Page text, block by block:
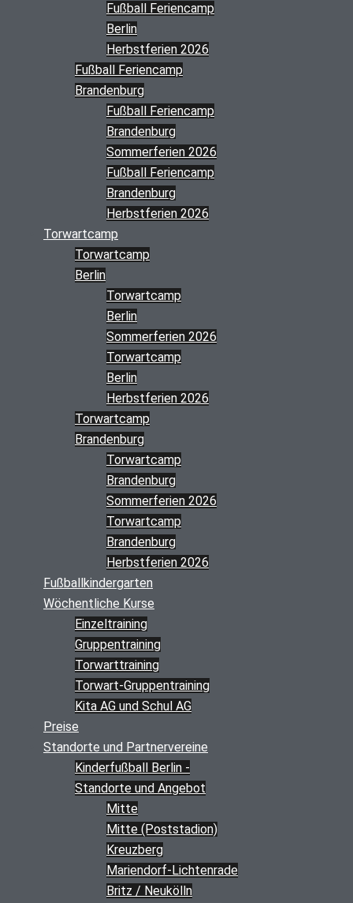
Fußball Feriencamp
Berlin
Herbstferien 2026
Fußball Feriencamp
Brandenburg
Fußball Feriencamp
Brandenburg
Sommerferien 2026
Fußball Feriencamp
Brandenburg
Herbstferien 2026
Torwartcamp
Torwartcamp
Berlin
Torwartcamp
Berlin
Sommerferien 2026
Torwartcamp
Berlin
Herbstferien 2026
Torwartcamp
Brandenburg
Torwartcamp
Brandenburg
Sommerferien 2026
Torwartcamp
Brandenburg
Herbstferien 2026
Fußballkindergarten
Wöchentliche Kurse
Einzeltraining
Gruppentraining
Torwarttraining
Torwart-Gruppentraining
Kita AG und Schul AG
Preise
Standorte und Partnervereine
Kinderfußball Berlin -
Standorte und Angebot
Mitte
Mitte (Poststadion)
Kreuzberg
Mariendorf-Lichtenrade
Britz / Neukölln